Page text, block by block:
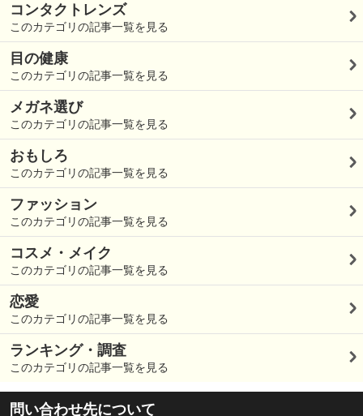
コンタクトレンズ
このカテゴリの記事一覧を見る
目の健康
このカテゴリの記事一覧を見る
メガネ選び
このカテゴリの記事一覧を見る
おもしろ
このカテゴリの記事一覧を見る
ファッション
このカテゴリの記事一覧を見る
コスメ・メイク
このカテゴリの記事一覧を見る
恋愛
このカテゴリの記事一覧を見る
ランキング・調査
このカテゴリの記事一覧を見る
問い合わせ先について